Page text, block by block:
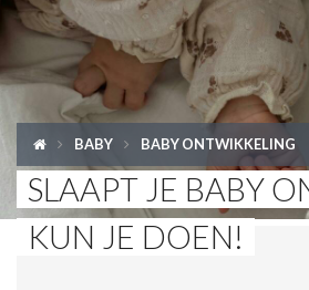
BABY
KIND
LIFESTYLE
BABY BABY ONTWIKKELING
SLAAPT JE BABY
KUN JE DOEN!